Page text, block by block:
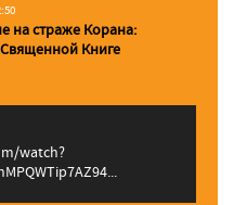
на страже Корана:
Книге
watch?